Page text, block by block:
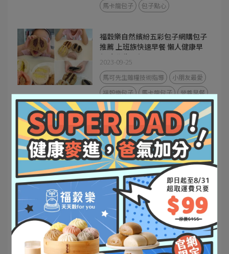
馬卡龍包子
包子點心
福穀樂自然繽紛五彩包子網購包子
推薦 上班族快速早餐 懶人健康早
餐 小學生早餐
2023-09-25
馬可先生雜糧技術指導
小朋友最愛
福穀樂包子
馬卡龍包子
營養早餐
包子點心
【網購包子推薦 福穀樂】自然繽
紛五彩包子，全台最好吃的包子 /
中式早餐推薦 / 懶人健康早餐 / 方
便健康早餐 / 上班族快速早餐 推
薦。
2023-09-20
團購美食
宅配美食
馬可先生雜糧技術指導
小朋友最愛
福穀樂包子
馬卡龍包子
【網購包子推薦】 福穀樂
FUKURO / 全台最好吃的包子 / 自